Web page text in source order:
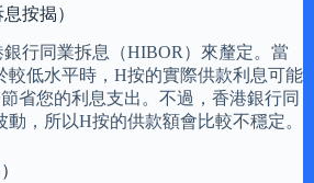
按揭）
行同業拆息（HIBOR）來釐定。當
較低水平時，H按的實際供款利息可能
省您的利息支出。不過，香港銀行同
，所以H按的供款額會比較不穩定。